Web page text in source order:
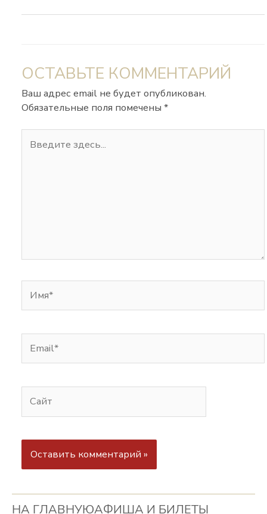
ОСТАВЬТЕ КОММЕНТАРИЙ
Ваш адрес email не будет опубликован.
Обязательные поля помечены*
НА ГЛАВНУЮАФИША И БИЛЕТЫ